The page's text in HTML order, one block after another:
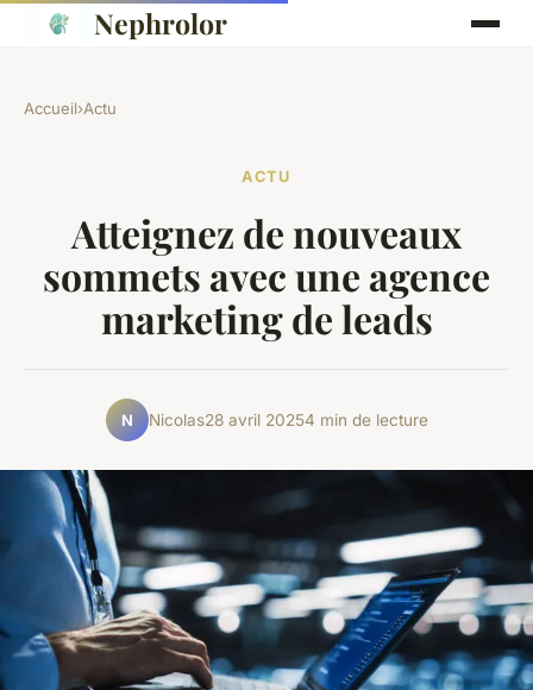
Nephrolor
Accueil›Actu
ACTU
Atteignez de nouveaux
sommets avec une agence
marketing de leads
N Nicolas28 avril 20254 min de lecture